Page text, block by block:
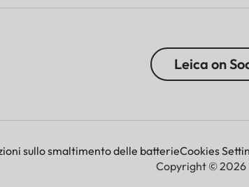
Leica on
sullo smaltimento delle batterieCookies
Copyright © 2026